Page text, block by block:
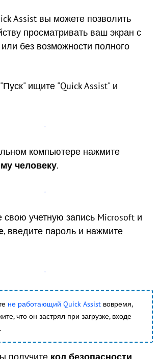
Assist вы можете позволить
просматривать ваш экран с
без возможности полного
ищите "Quick Assist" и
компьютере нажмите
человеку.
учетную запись Microsoft и
, введите пароль и нажмите
не работающий Quick Assist вовремя,
что он застрял при загрузке, входе